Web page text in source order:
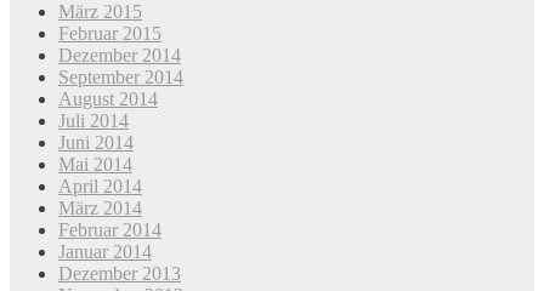
März 2015
Februar 2015
Dezember 2014
September 2014
August 2014
Juli 2014
Juni 2014
Mai 2014
April 2014
März 2014
Februar 2014
Januar 2014
Dezember 2013